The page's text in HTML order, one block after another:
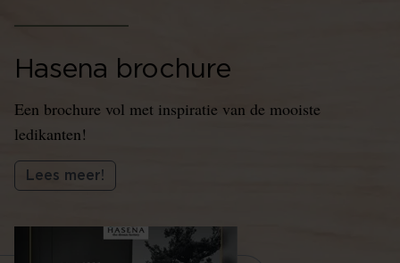
Hasena brochure
Een brochure vol met inspiratie van de mooiste
ledikanten!
Lees meer!